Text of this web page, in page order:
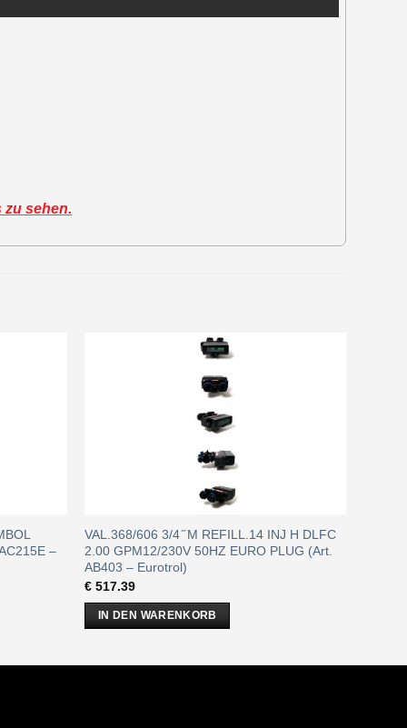
zu sehen.
–
VAL.368/606 3/4 ̋ M REFILL.14 INJ H DLFC
2.00 GPM12/230V 50HZ EURO PLUG (Art.
AB403 – Eurotrol)
€ 517.39
IN DEN WARENKORB